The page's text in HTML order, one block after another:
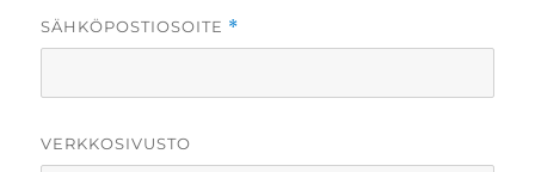
SÄHKÖPOSTIOSOITE *
VERKKOSIVUSTO